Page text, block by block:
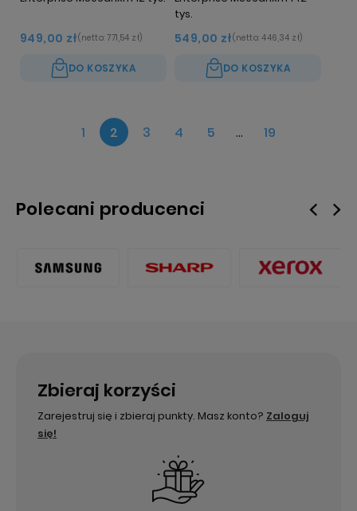
949,00 zł(netto: 771,54 zł)
DO KOSZYKA
tys.
549,00 zł(netto: 446,34 zł)
DO KOSZYKA
1 2 3 4 5 ... 19
Polecani producenci
Zbieraj korzyści
Zarejestruj się i zbieraj punkty. Masz konto? Zaloguj
się!